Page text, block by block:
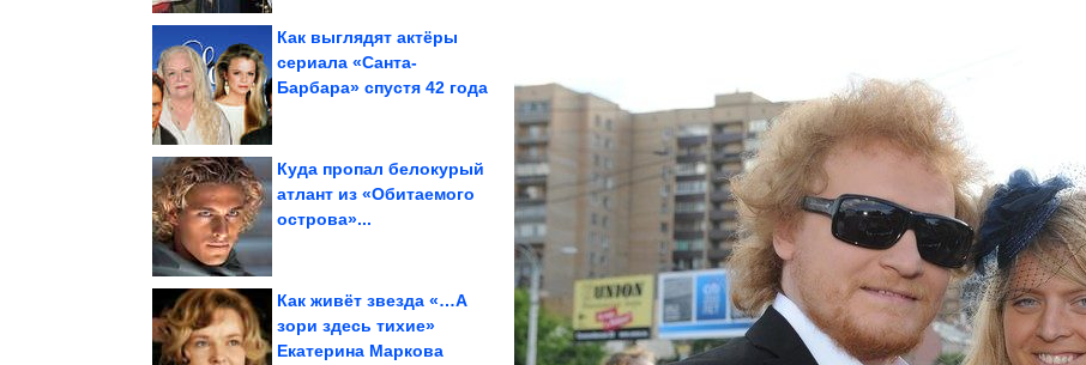
Как выглядят актёры
сериала «Санта-
Барбара» спустя 42 года
Куда пропал белокурый
атлант из «Обитаемого
острова»...
Как живёт звезда «…А
зори здесь тихие»
Екатерина Маркова